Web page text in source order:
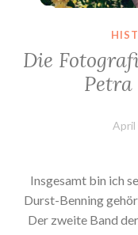
Die
April
Insgesamt bin ich
Durst-Benning
Der zweite Band